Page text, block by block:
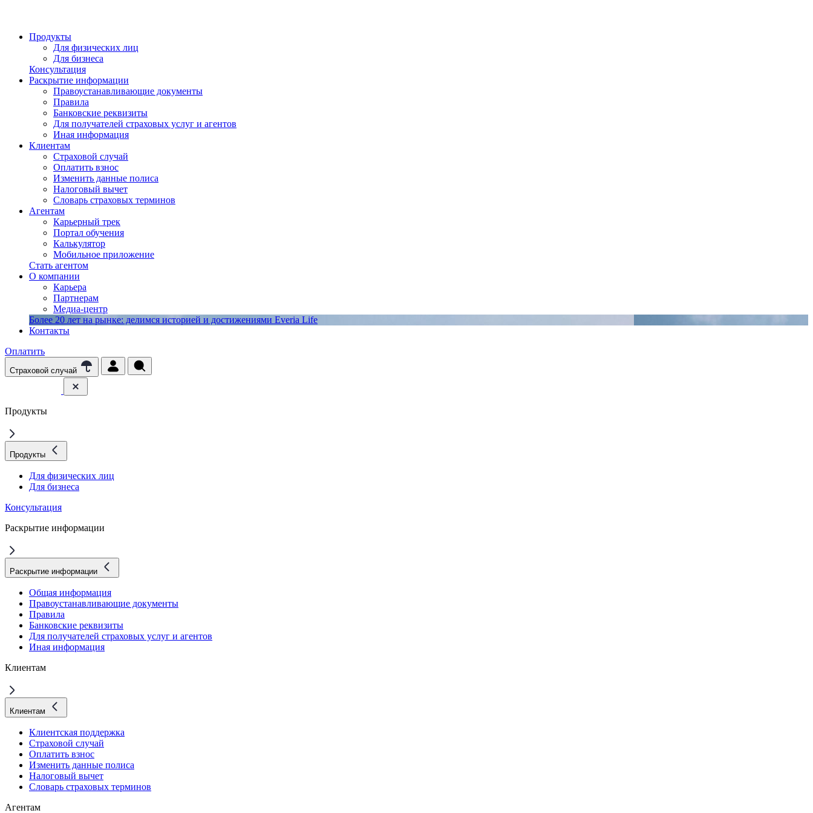
Продукты
Для физических лиц
Для бизнеса
Консультация
Раскрытие информации
Правоустанавливающие документы
Правила
Банковские реквизиты
Для получателей страховых услуг и агентов
Иная информация
Клиентам
Страховой случай
Оплатить взнос
Изменить данные полиса
Налоговый вычет
Словарь страховых терминов
Агентам
Карьерный трек
Портал обучения
Калькулятор
Мобильное приложение
Стать агентом
О компании
Карьера
Партнерам
Медиа-центр
Более 20 лет на рынке: делимся историей и достижениями Everia Life
Контакты
Оплатить
Страховой случай
Продукты
Продукты
Для физических лиц
Для бизнеса
Консультация
Раскрытие информации
Раскрытие информации
Общая информация
Правоустанавливающие документы
Правила
Банковские реквизиты
Для получателей страховых услуг и агентов
Иная информация
Клиентам
Клиентам
Клиентская поддержка
Страховой случай
Оплатить взнос
Изменить данные полиса
Налоговый вычет
Словарь страховых терминов
Агентам